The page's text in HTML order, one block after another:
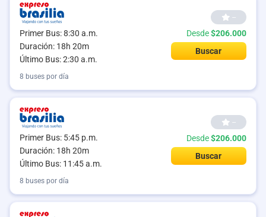
Primer Bus: 8:30 a.m.
Duración: 18h 20m
Último Bus: 2:30 a.m.
--
Desde$206.000
Buscar
8 buses por día
Primer Bus: 5:45 p.m.
Duración: 18h 20m
Último Bus: 11:45 a.m.
--
Desde$206.000
Buscar
8 buses por día